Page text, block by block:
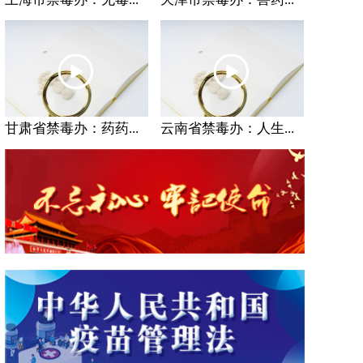
甘肃省禁毒办：药药... 云南省禁毒办：人生...